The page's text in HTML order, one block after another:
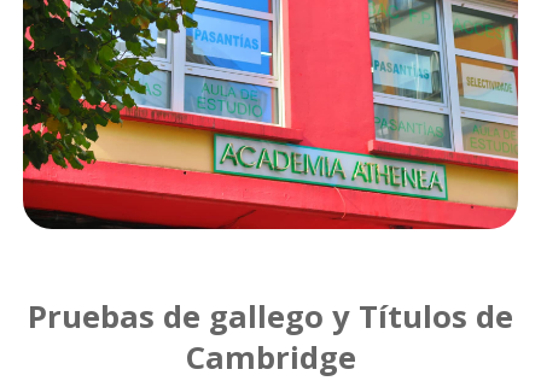
Pruebas de gallego y Títulos de
Cambridge